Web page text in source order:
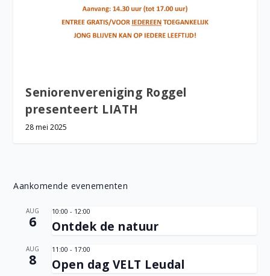
Seniorenvereniging Roggel
presenteert LIATH
28 mei 2025
Aankomende evenementen
AUG
6
10:00 - 12:00
Ontdek de natuur
AUG
8
11:00 - 17:00
Open dag VELT Leudal